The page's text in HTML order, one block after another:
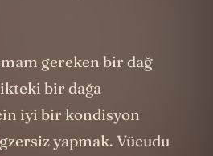
gereken bir dağ
bir dağa
iyi bir kondisyon
yapmak. Vücudu